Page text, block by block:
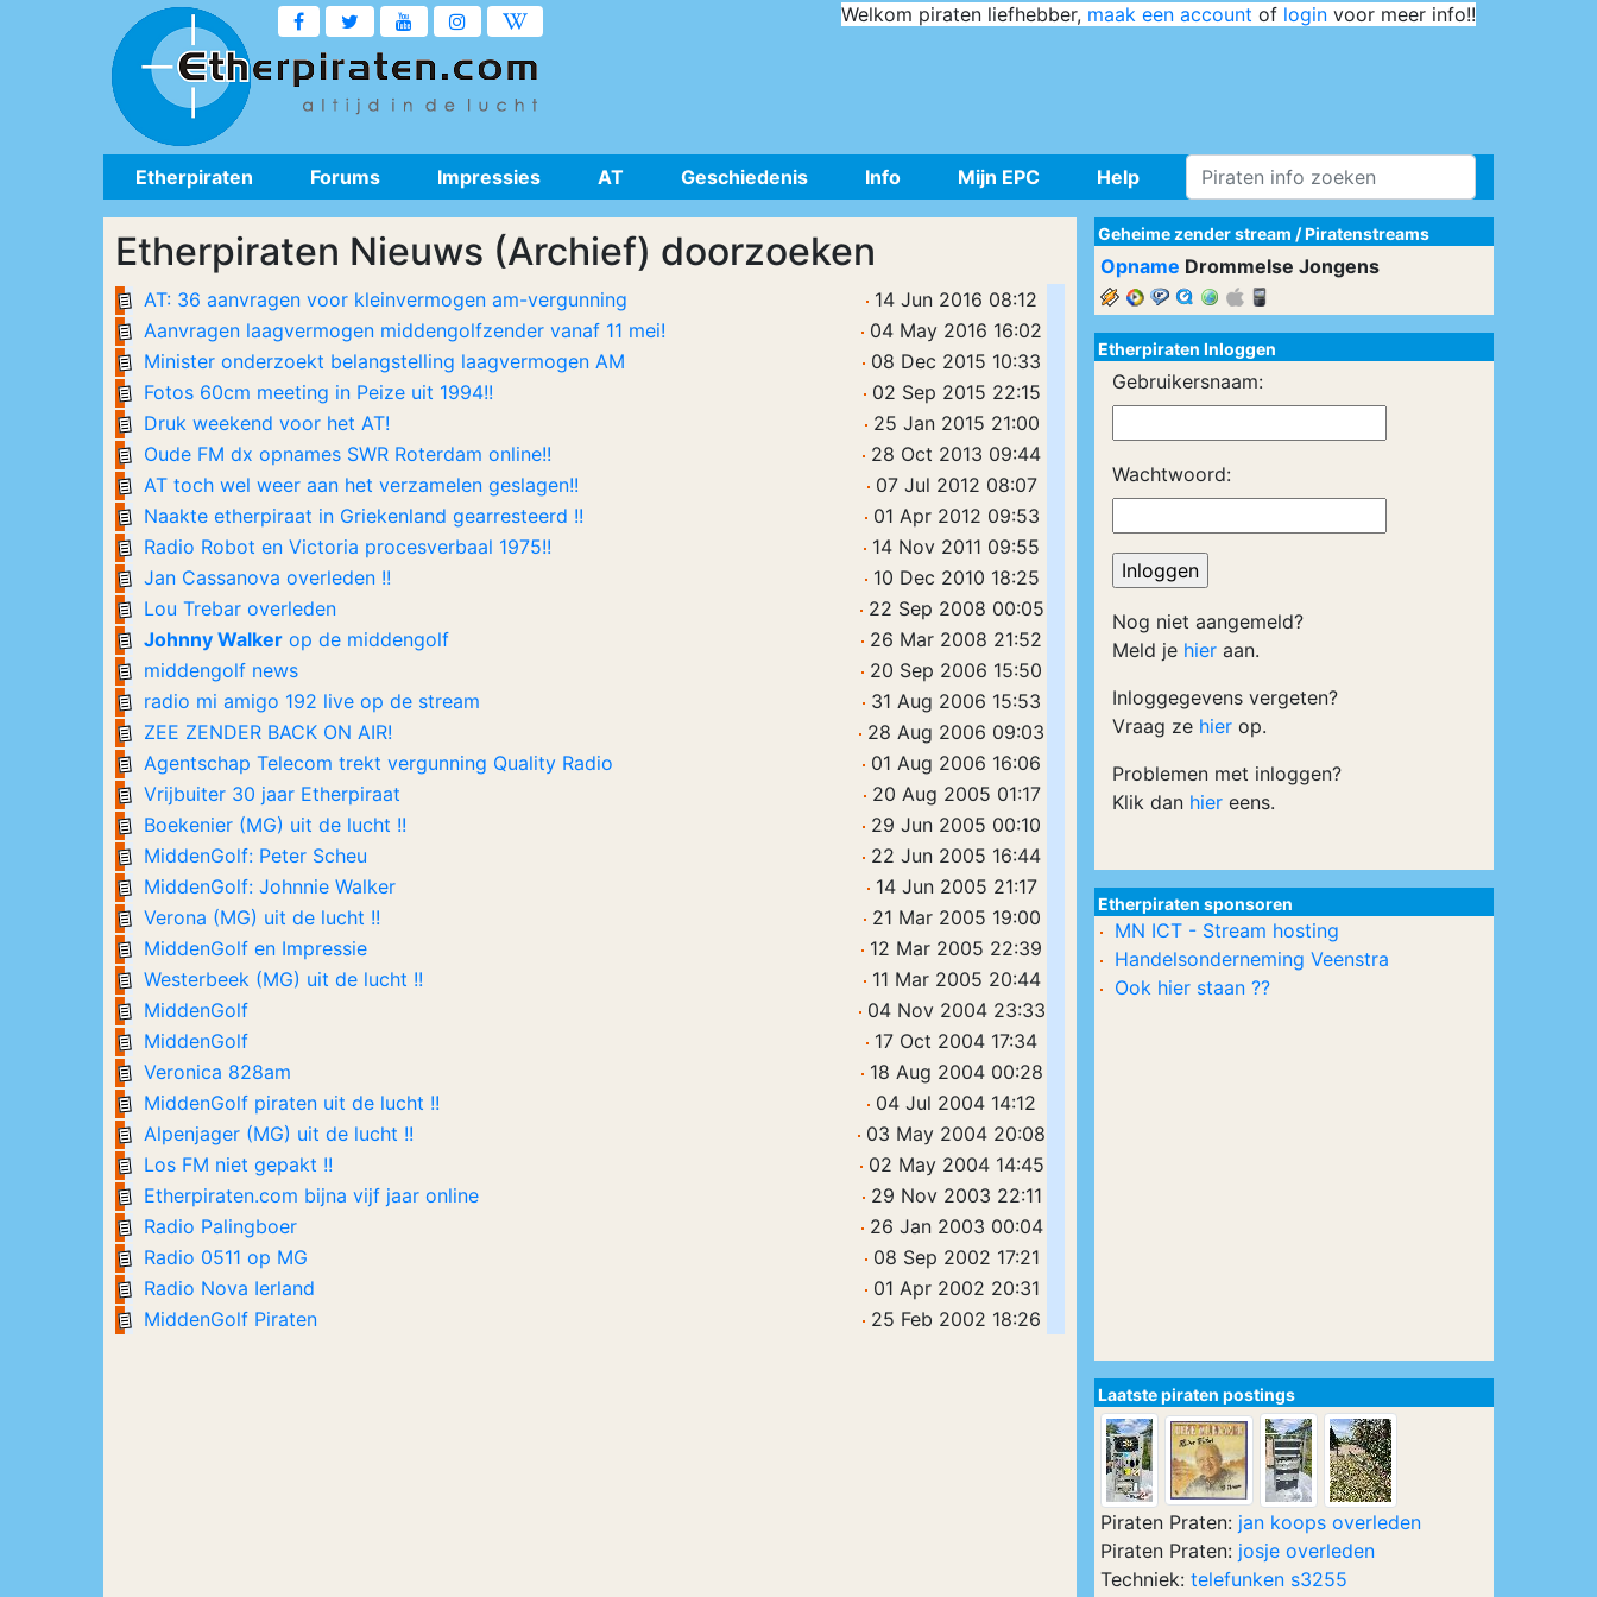
Welkom piraten liefhebber, maak een account of login voor meer info!!
Etherpiraten Forums Impressies AT Geschiedenis Info Mijn EPC Help
Etherpiraten Nieuws (Archief) doorzoeken
AT: 36 aanvragen voor kleinvermogen am-vergunning
14 Jun 2016 08:12
Aanvragen laagvermogen middengolfzender vanaf 11 mei!
04 May 2016 16:02
Minister onderzoekt belangstelling laagvermogen AM
08 Dec 2015 10:33
Fotos 60cm meeting in Peize uit 1994!!
02 Sep 2015 22:15
Druk weekend voor het AT!
25 Jan 2015 21:00
Oude FM dx opnames SWR Roterdam online!!
28 Oct 2013 09:44
AT toch wel weer aan het verzamelen geslagen!!
07 Jul 2012 08:07
Naakte etherpiraat in Griekenland gearresteerd !!
01 Apr 2012 09:53
Radio Robot en Victoria procesverbaal 1975!!
14 Nov 2011 09:55
Jan Cassanova overleden !!
10 Dec 2010 18:25
Lou Trebar overleden
22 Sep 2008 00:05
Johnny Walker op de middengolf
26 Mar 2008 21:52
middengolf news
20 Sep 2006 15:50
radio mi amigo 192 live op de stream
31 Aug 2006 15:53
ZEE ZENDER BACK ON AIR!
28 Aug 2006 09:03
Agentschap Telecom trekt vergunning Quality Radio
01 Aug 2006 16:06
Vrijbuiter 30 jaar Etherpiraat
20 Aug 2005 01:17
Boekenier (MG) uit de lucht !!
29 Jun 2005 00:10
MiddenGolf: Peter Scheu
22 Jun 2005 16:44
MiddenGolf: Johnnie Walker
14 Jun 2005 21:17
Verona (MG) uit de lucht !!
21 Mar 2005 19:00
MiddenGolf en Impressie
12 Mar 2005 22:39
Westerbeek (MG) uit de lucht !!
11 Mar 2005 20:44
MiddenGolf
04 Nov 2004 23:33
MiddenGolf
17 Oct 2004 17:34
Veronica 828am
18 Aug 2004 00:28
MiddenGolf piraten uit de lucht !!
04 Jul 2004 14:12
Alpenjager (MG) uit de lucht !!
03 May 2004 20:08
Los FM niet gepakt !!
02 May 2004 14:45
Etherpiraten.com bijna vijf jaar online
29 Nov 2003 22:11
Radio Palingboer
26 Jan 2003 00:04
Radio 0511 op MG
08 Sep 2002 17:21
Radio Nova Ierland
01 Apr 2002 20:31
MiddenGolf Piraten
25 Feb 2002 18:26
Geheime zender stream /Piratenstreams
Opname Drommelse Jongens
Etherpiraten Inloggen
Gebruikersnaam:
Wachtwoord:
Nog niet aangemeld?
Meld je hier aan.
Inloggegevens vergeten?
Vraag ze hier op.
Problemen met inloggen?
Klik dan hier eens.
Etherpiraten sponsoren
MN ICT - Stream hosting
Handelsonderneming Veenstra
Ook hier staan ??
Laatste piraten postings
Piraten Praten: jan koops overleden
Piraten Praten: josje overleden
Techniek: telefunken s3255